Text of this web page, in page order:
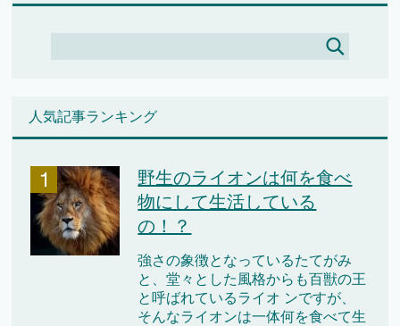
人気記事ランキング
野生のライオンは何を食べ
物にして生活している
の！？
強さの象徴となっているたてがみ
と、堂々とした風格からも百獣の王
と呼ばれているライオ ンですが、
そんなライオンは一体何を食べて生